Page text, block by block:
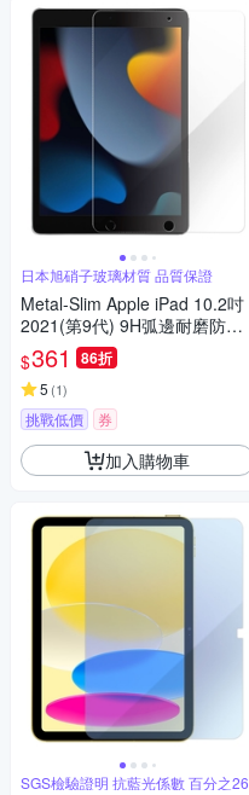
日本旭硝子玻璃材質 品質保證
Metal-Slim Apple iPad 10.2吋
2021(第9代) 9H弧邊耐磨防指
紋鋼化玻璃保護貼
$361 86折
5 (1)
挑戰低價 券
加入購物車
SGS檢驗證明 抗藍光係數 百分之26